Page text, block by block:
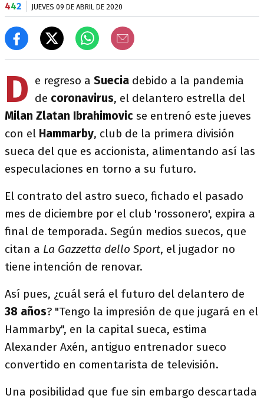
442 JUEVES 09 DE ABRIL DE 2020
D e regreso a Suecia debido a la pandemia
de coronavirus, el delantero estrella del
Milan Zlatan Ibrahimovic se entrenó este jueves
con el Hammarby, club de la primera división
sueca del que es accionista, alimentando así las
especulaciones en torno a su futuro.
El contrato del astro sueco, fichado el pasado
mes de diciembre por el club 'rossonero', expira a
final de temporada. Según medios suecos, que
citan a La Gazzetta dello Sport, el jugador no
tiene intención de renovar.
Así pues, ¿cuál será el futuro del delantero de
38 años? "Tengo la impresión de que jugará en el
Hammarby", en la capital sueca, estima
Alexander Axén, antiguo entrenador sueco
convertido en comentarista de televisión.
Una posibilidad que fue sin embargo descartada